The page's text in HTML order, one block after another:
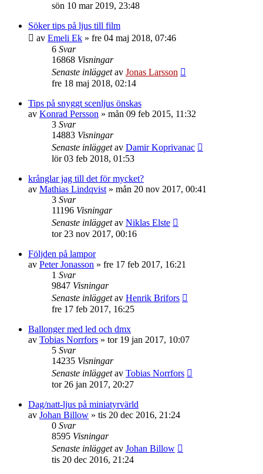
sön 10 mar 2019, 23:48
Söker tips på ljus till film
av Emeli Ek » fre 04 maj 2018, 07:46
6 Svar
16868 Visningar
Senaste inläggetav Jonas Larsson
fre 18 maj 2018, 02:14
Tips på snyggt scenljus önskas
av Konrad Persson » mån 09 feb 2015, 11:32
3 Svar
14883 Visningar
Senaste inläggetav Damir Koprivanac
lör 03 feb 2018, 01:53
krånglar jag till det för mycket?
av Mathias Lindqvist » mån 20 nov 2017, 00:41
3 Svar
11196 Visningar
Senaste inläggetav Niklas Elste
tor 23 nov 2017, 00:16
Följden på lampor
av Peter Jonasson » fre 17 feb 2017, 16:21
1 Svar
9847 Visningar
Senaste inläggetav Henrik Brifors
fre 17 feb 2017, 16:25
Ballonger med led och dmx
av Tobias Norrfors » tor 19 jan 2017, 10:07
5 Svar
14235 Visningar
Senaste inläggetav Tobias Norrfors
tor 26 jan 2017, 20:27
Dag/natt-ljus på miniatyrvärld
av Johan Billow » tis 20 dec 2016, 21:24
0 Svar
8595 Visningar
Senaste inläggetav Johan Billow
tis 20 dec 2016, 21:24